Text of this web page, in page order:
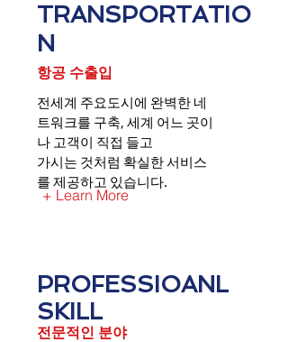
TRANSPORTATIO
N
항공 수출입
전세계 주요도시에 완벽한 네
트워크를 구축, 세계 어느 곳이
나 고객이 직접 들고
가시는 것처럼 확실한 서비스
를 제공하고 있습니다.
+ Learn More
PROFESSIOANL
SKILL
전문적인 분야